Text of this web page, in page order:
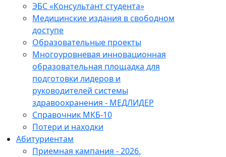
ЭБС «Консультант студента»
Медицинские издания в свободном
доступе
Образовательные проекты
Многоуровневая инновационная
образовательная площадка для
подготовки лидеров и
руководителей системы
здравоохранения - МЕДЛИДЕР
Справочник МКБ-10
Потери и находки
Абитуриентам
Приемная кампания - 2026.